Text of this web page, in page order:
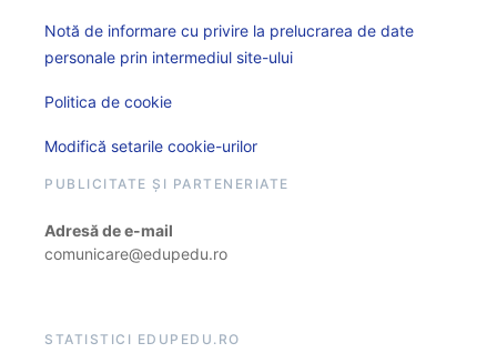
Notă de informare cu privire la prelucrarea de date
personale prin intermediul site-ului
Politica de cookie
Modifică setarile cookie-urilor
PUBLICITATE ȘI PARTENERIATE
Adresă de e-mail
comunicare@edupedu.ro
STATISTICI EDUPEDU.RO